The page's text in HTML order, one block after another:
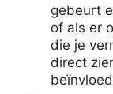
gebeurt
of als er
die je
direct